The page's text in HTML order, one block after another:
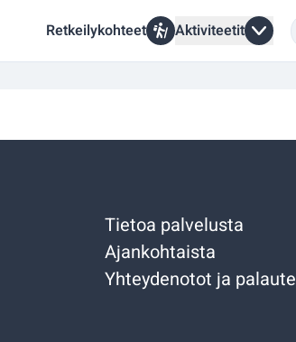
Retkeilykohteet Aktiviteetit
Tietoa palvelusta
Ajankohtaista
Yhteydenotot ja palaute